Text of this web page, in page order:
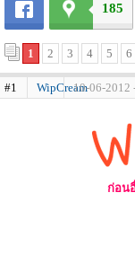
185
1 2 3 4 5 6
#1 WipCream10-06-2012
ก่อน